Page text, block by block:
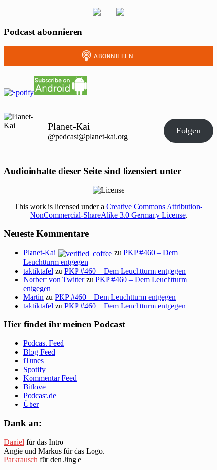
Podcast abonnieren
Planet-Kai
@podcast@planet-kai.org
Folgen
Audioinhalte dieser Seite sind lizensiert unter
This work is licensed under a Creative Commons Attribution-
NonCommercial-ShareAlike 3.0 Germany License.
Neueste Kommentare
Planet-Kai zuPKP #460 – Dem
Leuchtturm entgegen
taktiktafel zu PKP #460 – Dem Leuchtturm entgegen
Norbert von Twitterzu PKP #460 – Dem Leuchtturm
entgegen
Martin zu PKP #460 – Dem Leuchtturm entgegen
taktiktafel zu PKP #460 – Dem Leuchtturm entgegen
Hier findet ihr meinen Podcast
Podcast Feed
Blog Feed
iTunes
Spotify
Kommentar Feed
Bitlove
Podcast.de
Über
Dank an:
Daniel für das Intro
Angie und Markus für das Logo.
Parkrausch für den Jingle